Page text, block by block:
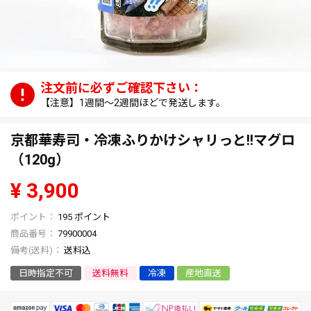
【注意】1週間～2週間ほどで発送します。
京都華寿司・冷凍ふりかけシャリっと!!マグロ
（120g）
¥ 3,900
195 ポイント
商品番号
79900004
送料込
日時指定不可 送料無料 冷凍 産地直送